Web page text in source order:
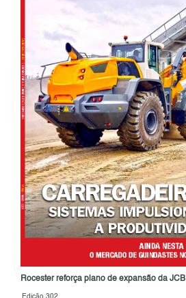
Rocester reforça plano de expansão da JCB
Edição 302